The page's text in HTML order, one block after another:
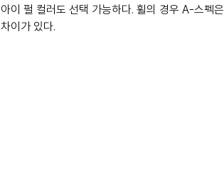
아이 펄 컬러도 선택 가능하다. 휠의 경우 A-스펙
차이가 있다.